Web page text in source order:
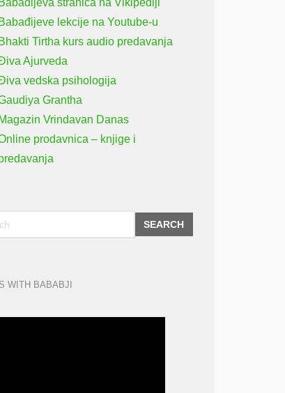
Babađijeve lekcije na Youtube-u
Bhakti Tirtha kurs audio predavanja
Ajurveda
vedska psihologija
Grantha
Magazin Vrindavan Danas
prodavnica – knjige i
SEARCH
WITH BABABJI